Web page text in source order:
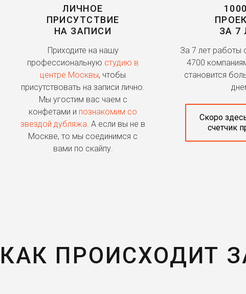
ЛИЧНОЕ
ПРИСУТСТВИЕ
НА ЗАПИСИ
Приходите на нашу
профессиональную студию в
центре Москвы, чтобы
присутствовать на записи лично.
Мы угостим вас чаем с
конфетами и познакомим со
звездой дубляжа. А если вы не в
Москве, то мы соединимся с
вами по скайпу.
ЗА 7
За 7 лет работы
4700
становится
Скоро
счетчик
КАК ПРОИСХОДИТ